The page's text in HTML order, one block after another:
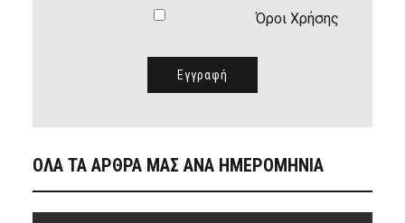
Όροι Χρήσης
ΟΛΑ ΤΑ ΑΡΘΡΑ ΜΑΣ ΑΝΑ ΗΜΕΡΟΜΗΝΙΑ